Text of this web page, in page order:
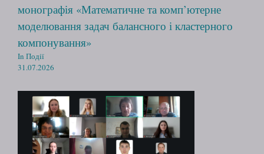
монографія «Математичне та комп’ютерне
моделювання задач балансного і кластерного
компонування»
In Події
31.07.2026